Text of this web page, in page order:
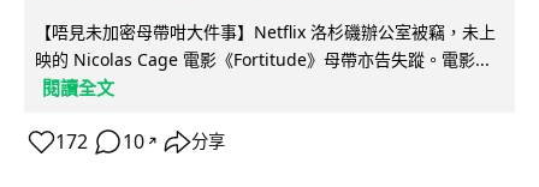
【唔見未加密母帶咁大件事】Netflix 洛杉磯辦公室被竊，未上
映的 Nicolas Cage 電影《Fortitude》母帶亦告失蹤。電影...
閱讀全文
172 10 ↗ 分享